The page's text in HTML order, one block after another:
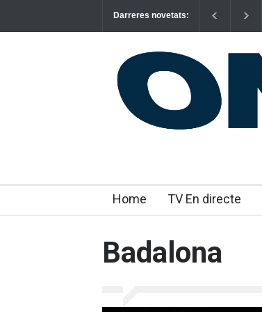
Darreres novetats:
Home TV En directe
Badalona